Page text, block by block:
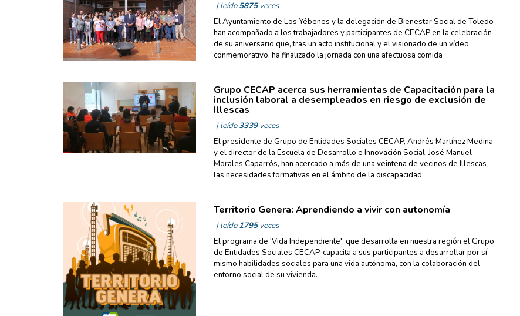
| leído5875veces
El Ayuntamiento de Los Yébenes y la delegación de Bienestar Social de Toledo
han acompañado a los trabajadores y participantes de CECAP en la celebración
de su aniversario que, tras un acto institucional y el visionado de un vídeo
conmemorativo, ha finalizado la jornada con una afectuosa comida
Grupo CECAP acerca sus herramientas de Capacitación para la
inclusión laboral a desempleados en riesgo de exclusión de
Illescas
| leído3339veces
El presidente de Grupo de Entidades Sociales CECAP, Andrés Martínez Medina,
y el director de la Escuela de Desarrollo e Innovación Social, José Manuel
Morales Caparrós, han acercado a más de una veintena de vecinos de Illescas
las necesidades formativas en el ámbito de la discapacidad
Territorio Genera: Aprendiendo a vivir con autonomía
| leído1795veces
El programa de 'Vida Independiente', que desarrolla en nuestra región el Grupo
de Entidades Sociales CECAP, capacita a sus participantes a desarrollar por sí
mismo habilidades sociales para una vida autónoma, con la colaboración del
entorno social de su vivienda.